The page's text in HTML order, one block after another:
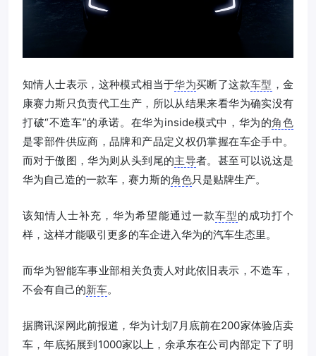
知情人士表示，这种模式相当于华为买断了这款车型 ，金
康赛力斯只负责代工生产，所以从结果来看华为确实没有
打破“不造车”的承诺。在华为inside模式中，华为的角色
是零部件供应商，品牌和产品定义权仍掌握在车企手中。
而对于傲图，华为则从头到尾的主导者。甚至可以说这是
华为自己造的一款车，赛力斯的角色只是贴牌生产。
该知情人士补充，华为希望能通过一款车型的成功打个
样，这样才能吸引更多的车企进入华为的汽车生态里。
而华为智能车事业部相关负责人对此依旧表示，不造车，
不会有自己的新车。
据腾讯深网此前报道，华为计划7月底前在200家体验店卖
车，年底拓展到1000家以上，余承东在公司内部定下了明